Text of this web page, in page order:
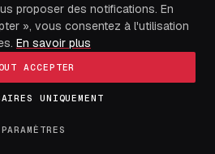
— Tous droits réservés
proposer des notifications. En
», vous consentez à l'utilisation
En savoir plus
ACCEPTER
UNIQUEMENT
PARAMÈTRES